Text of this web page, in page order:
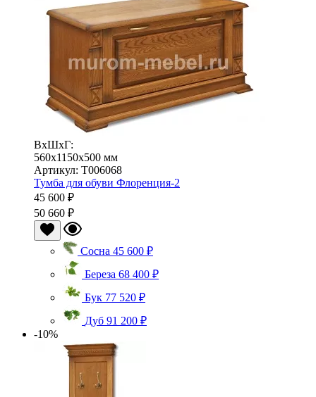
ВхШхГ:
560x1150x500 мм
Артикул: Т006068
Тумба для обуви Флоренция-2
45 600 ₽
50 660 ₽
Сосна 45 600 ₽
Береза 68 400 ₽
Бук 77 520 ₽
Дуб 91 200 ₽
-10%